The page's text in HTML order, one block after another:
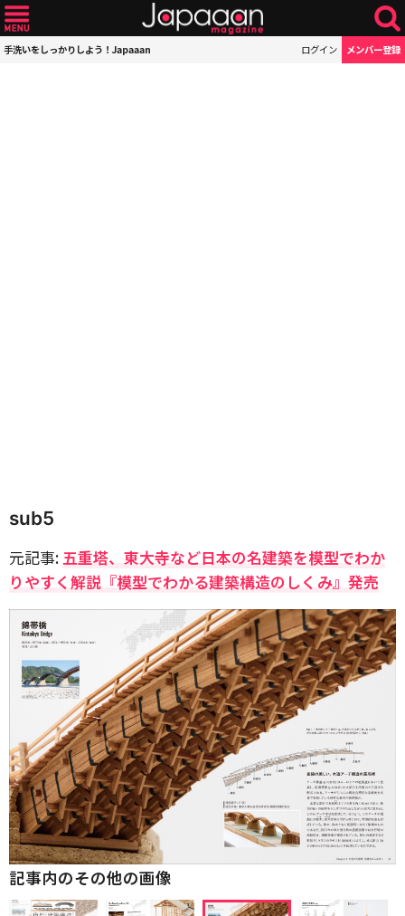
手洗いをしっかりしよう！Japaaan ログイン メンバー登録
sub5
元記事:五重塔、東大寺など日本の名建築を模型でわか
りやすく解説『模型でわかる建築構造のしくみ』発売
記事内のその他の画像